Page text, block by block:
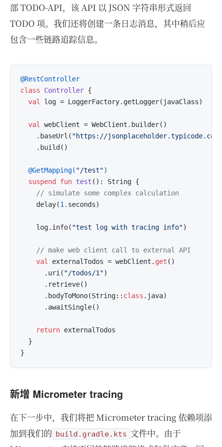
部 TODO-API，该 API 以 JSON 字符串形式返回
TODO 项。我们还将创建一条日志消息，其中稍后应
包含一些链路追踪信息。
@RestController
class
Controller {
val
log = LoggerFactory.getLogger(javaClass)
val
webClient = WebClient.builder()
    .baseUrl(
"https://jsonplaceholder.typicode.com"
    .build()
@GetMapping( "/test")
suspend
fun test () : String {
// simulate some complex calculation
    delay(
1. seconds)
    log.info(
"test log with tracing info")
// make web client call to external API
val
externalTodos = webClient. get ()
      .uri(
"/todos/1")
      .retrieve()
      .bodyToMono(String::
class .java)
      .awaitSingle()
return externalTodos
  }
新增 Micrometer tracing
在下一步中，我们将把 Micrometer tracing 依赖项添
加到我们的 build.gradle.kts 文件中。由于